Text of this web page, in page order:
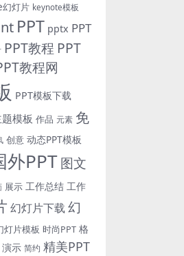
灯片 keynote模板
PPT pptx PPT
PPT教程 PPT
教程网
PPT模板下载
模板 作品 元素 免
创意 动态PPT模板
外PPT图文
展示 工作总结 工作
幻灯片下载 幻
灯片模板 时尚PPT 格
演示 简约 精美PPT